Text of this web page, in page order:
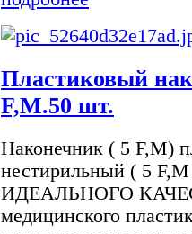
Пластиковый
F,M.50 шт.
Наконечник ( 5 F,M)
нестирильный ( 5
ИДЕАЛЬНОГО
медицинского